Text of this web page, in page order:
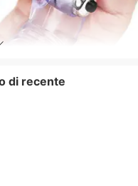
di recente